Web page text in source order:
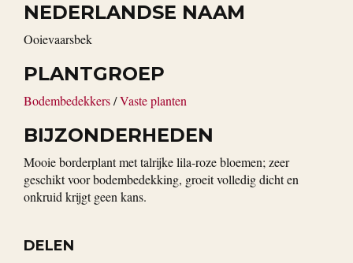
NEDERLANDSE NAAM
Ooievaarsbek
PLANTGROEP
Bodembedekkers/Vaste planten
BIJZONDERHEDEN
Mooie borderplant met talrijke lila-roze bloemen; zeer
geschikt voor bodembedekking, groeit volledig dicht en
onkruid krijgt geen kans.
DELEN